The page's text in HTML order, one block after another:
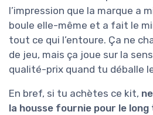
l’impression que la marque a
boule elle-même et a fait le
tout ce qui l’entoure. Ça ne
de jeu, mais ça joue sur la
qualité-prix quand tu déballe
En bref, si tu achètes ce kit,
la housse fournie pour le